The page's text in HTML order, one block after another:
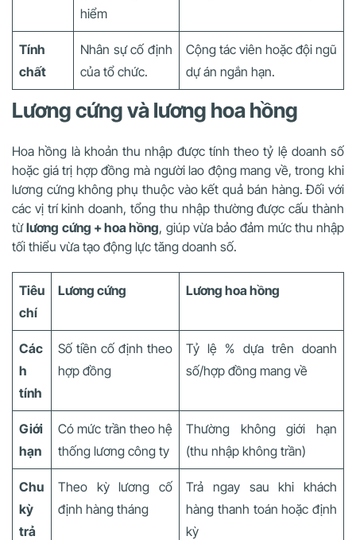
hiểm
Tính
chất
Nhân sự cố định
của tổ chức.
Cộng tác viên hoặc đội ngũ
dự án ngắn hạn.
Lương cứng và lương hoa hồng
Hoa hồng là khoản thu nhập được tính theo tỷ lệ doanh số
hoặc giá trị hợp đồng mà người lao động mang về, trong khi
lương cứng không phụ thuộc vào kết quả bán hàng. Đối với
các vị trí kinh doanh, tổng thu nhập thường được cấu thành
từlương cứng + hoa hồng, giúp vừa bảo đảm mức thu nhập
tối thiểu vừa tạo động lực tăng doanh số.
Tiêu
chí
Lương cứng Lương hoa hồng
Các
h
tính
Số tiền cố định theo
hợp đồng
Tỷ lệ % dựa trên doanh
số/hợp đồng mang về
Giới
hạn
Có mức trần theo hệ
thống lương công ty
Thường không giới hạn
(thu nhập không trần)
Chu
kỳ
trả
Theo kỳ lương cố
định hàng tháng
Trả ngay sau khi khách
hàng thanh toán hoặc định
kỳ